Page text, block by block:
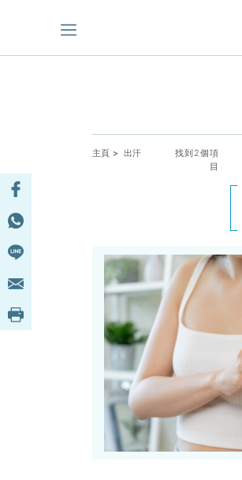
主頁 > 出汗
找到2個項
目